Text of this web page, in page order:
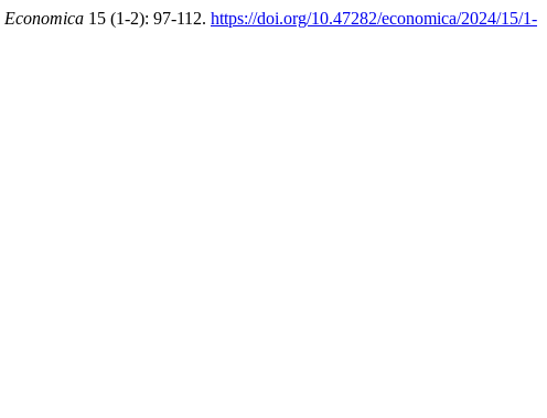
Economica 15 (1-2): 97-112. https://doi.org/10.47282/economica/2024/15/1-